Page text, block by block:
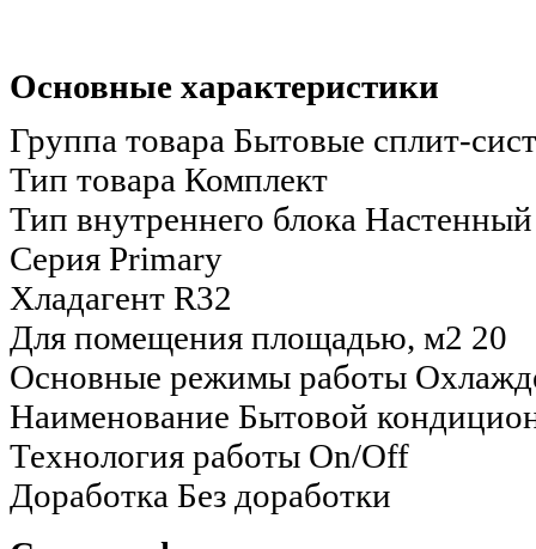
Основные характеристики
Группа товара Бытовые сплит-
Тип товара Комплект
Тип внутреннего блока Настенный
Серия Primary
Хладагент R32
Для помещения площадью, м2 20
Основные режимы работы
Наименование Бытовой
Технология работы On/Off
Доработка Без доработки